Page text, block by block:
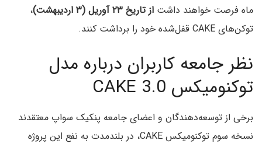
ماه فرصت خواهند داشت از تاریخ ۲۳ آوریل (۳ اردیبهشت)
،
توکن‌های CAKE قفل‌شده خود را برداشت کنند.
نظر جامعه کاربران درباره مدل
توکنومیکس CAKE 3.0
برخی از توسعه‌دهندگان و اعضای جامعه پنکیک سواپ معتقدند
نسخه سوم توکنومیکس CAKE، در بلندمدت به نفع این پروژه